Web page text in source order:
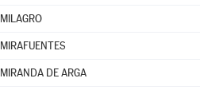
MILAGRO
MIRAFUENTES
MIRANDA DE ARGA